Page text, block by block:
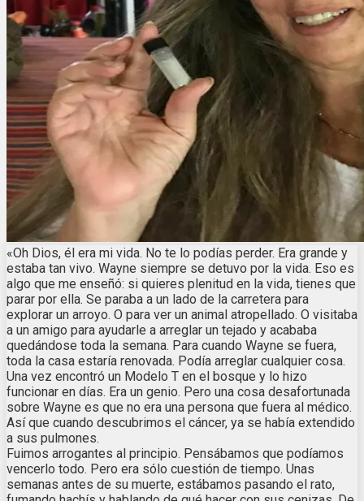
«Oh Dios, él era mi vida. No te lo podías perder. Era grande y
estaba tan vivo. Wayne siempre se detuvo por la vida. Eso es
algo que me enseñó: si quieres plenitud en la vida, tienes que
parar por ella. Se paraba a un lado de la carretera para
explorar un arroyo. O para ver un animal atropellado. O visitaba
a un amigo para ayudarle a arreglar un tejado y acababa
quedándose toda la semana. Para cuando Wayne se fuera,
toda la casa estaría renovada. Podía arreglar cualquier cosa.
Una vez encontró un Modelo T en el bosque y lo hizo
funcionar en días. Era un genio. Pero una cosa desafortunada
sobre Wayne es que no era una persona que fuera al médico.
Así que cuando descubrimos el cáncer, ya se había extendido
a sus pulmones.
Fuimos arrogantes al principio. Pensábamos que podíamos
vencerlo todo. Pero era sólo cuestión de tiempo. Unas
semanas antes de su muerte, estábamos pasando el rato,